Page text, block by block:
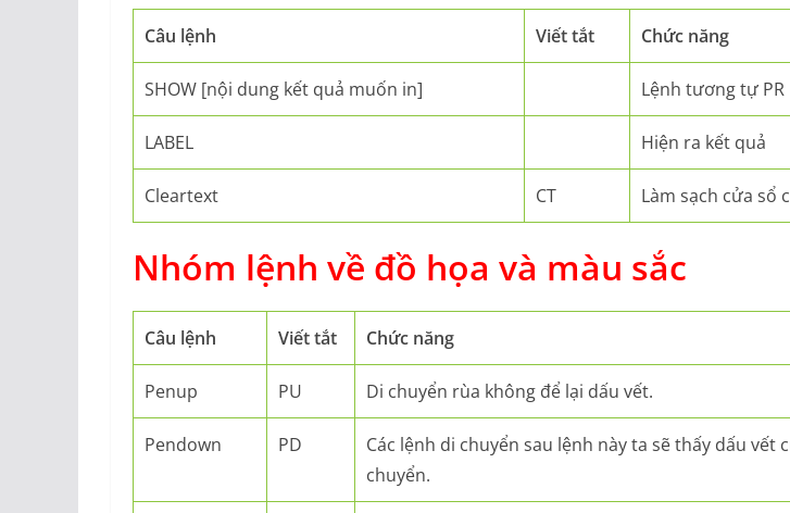
Câu lệnh Viết tắt Chức năng
SHOW [nội dung kết quả muốn in] Lệnh tương tự PR
LABEL Hiện ra kết quả
Cleartext CT Làm sạch cửa sổ
Nhóm lệnh về đồ họa và màu sắc
Câu lệnh Viết tắt Chức năng
Penup PU Di chuyển rùa không để lại dấu vết.
Pendown PD
Các lệnh di chuyển sau lệnh này ta sẽ thấy dấu vết
chuyển.